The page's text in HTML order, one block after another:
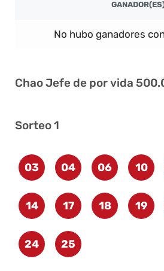
No hubo ganadores
Chao Jefe de por vida
Sorteo 1
03 04 06 10
14 17 18 19
24 25